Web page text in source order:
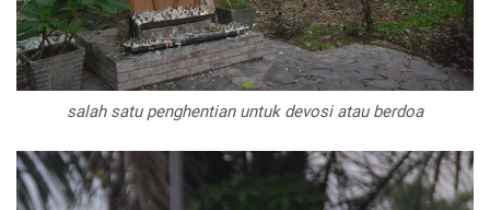
salah satu penghentian untuk devosi atau berdoa